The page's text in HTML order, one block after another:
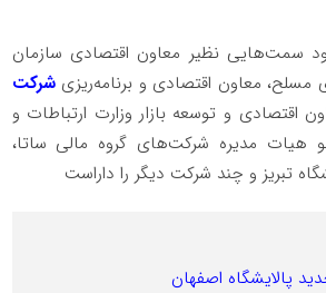
سمت‌هایی نظیر معاون اقتصادی سازمان
مسلح، معاون اقتصادی و برنامه‌ریزی شرکت
اقتصادی و توسعه بازار وزارت ارتباطات و
هیات مدیره شرکت‌های گروه مالی ساتا،
تبریز و چند شرکت دیگر را داراست
پالایشگاه اصفهان